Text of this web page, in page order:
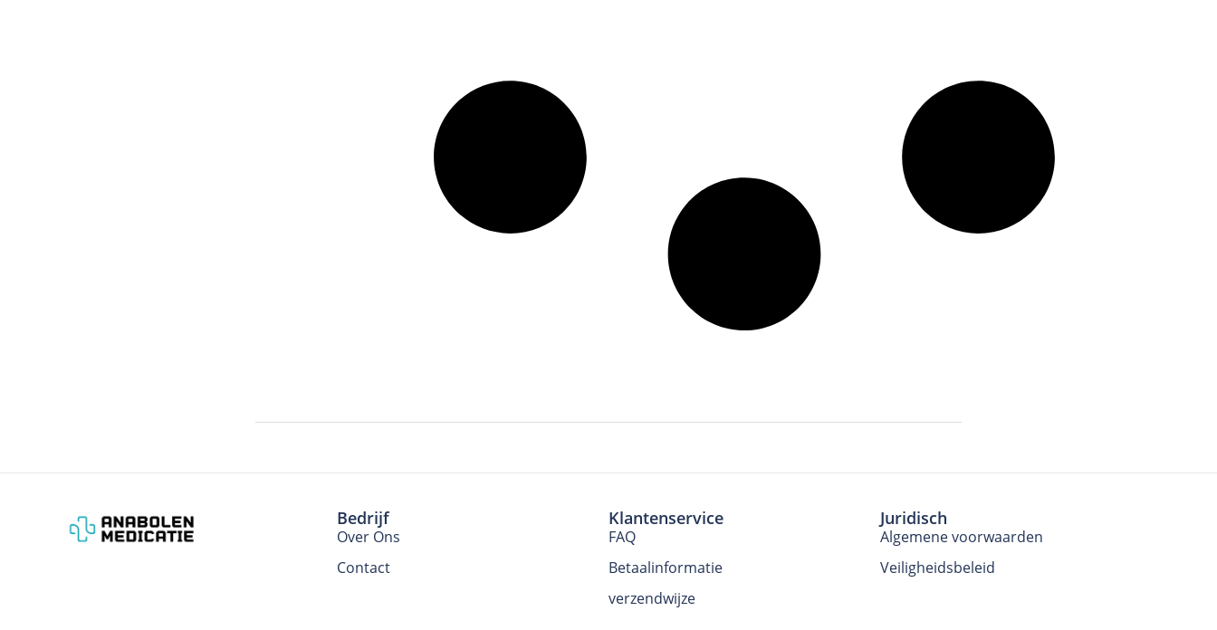
Bedrijf
Over Ons
Contact
Klantenservice
FAQ
Betaalinformatie
verzendwijze
Juridisch
Algemene voorwaarden
Veiligheidsbeleid